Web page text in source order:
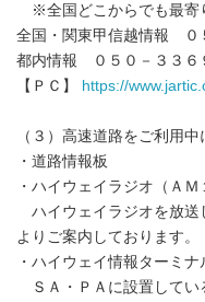
※全国どこからでも最寄
全国・関東甲信越情報 ０
都内情報 ０５０－３３６
【ＰＣ】
https://
（３）高速道路をご利用
・道路情報板
・ハイウェイラジオ（ＡＭ
ハイウェイラジオを放送
よりご案内しております。
・ハイウェイ情報ターミナ
ＳＡ・ＰＡに設置してい